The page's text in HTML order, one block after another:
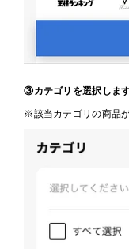
③カテゴリを選択しま
※該当カテゴリの商品